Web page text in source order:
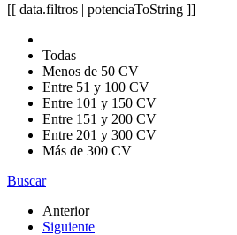
[[ data.filtros | potenciaToString ]]
Todas
Menos de 50 CV
Entre 51 y 100 CV
Entre 101 y 150 CV
Entre 151 y 200 CV
Entre 201 y 300 CV
Más de 300 CV
Buscar
Anterior
Siguiente